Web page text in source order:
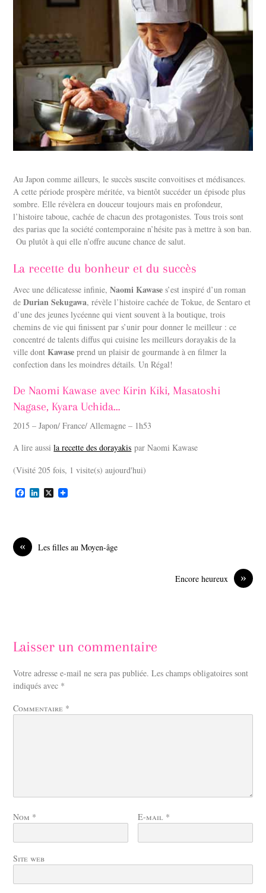
Au Japon comme ailleurs, le succès suscite convoitises et médisances.
A cette période prospère méritée, va bientôt succéder un épisode plus
sombre. Elle révèlera en douceur toujours mais en profondeur,
l’histoire taboue, cachée de chacun des protagonistes. Tous trois sont
des parias que la société contemporaine n’hésite pas à mettre à son ban.
Ou plutôt à qui elle n’offre aucune chance de salut.
La recette du bonheur et du succès
Avec une délicatesse infinie,Naomi Kawase s’est inspiré d’un roman
deDurian Sekugawa, révèle l’histoire cachée de Tokue, de Sentaro et
d’une des jeunes lycéenne qui vient souvent à la boutique, trois
chemins de vie qui finissent par s’unir pour donner le meilleur : ce
concentré de talents diffus qui cuisine les meilleurs dorayakis de la
ville dontKawase prend un plaisir de gourmande à en filmer la
confection dans les moindres détails. Un Régal!
De Naomi Kawase avec Kirin Kiki, Masatoshi
Nagase, Kyara Uchida…
2015 – Japon/ France/ Allemagne – 1h53
A lire aussila recette des dorayakis par Naomi Kawase
(Visité 205 fois, 1 visite(s) aujourd'hui)
F
o
o
k
L
I
X
« Les filles au Moyen-âge
»
Encore heureux
Laisser un commentaire
Votre adresse e-mail ne sera pas publiée. Les champs obligatoires sont
indiqués avec *
Commentaire *
Nom * E-mail *
Site web